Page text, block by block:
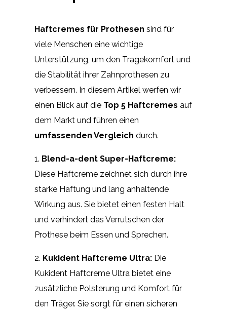
Haftcremes für Prothesen sind für
viele Menschen eine wichtige
Unterstützung, um den Tragekomfort und
die Stabilität ihrer Zahnprothesen zu
verbessern. In diesem Artikel werfen wir
einen Blick auf die Top 5 Haftcremes auf
dem Markt und führen einen
umfassenden Vergleich durch.
1. Blend-a-dent Super-Haftcreme:
Diese Haftcreme zeichnet sich durch ihre
starke Haftung und lang anhaltende
Wirkung aus. Sie bietet einen festen Halt
und verhindert das Verrutschen der
Prothese beim Essen und Sprechen.
2. Kukident Haftcreme Ultra: Die
Kukident Haftcreme Ultra bietet eine
zusätzliche Polsterung und Komfort für
den Träger. Sie sorgt für einen sicheren